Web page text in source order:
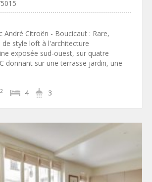
André Citroën - Boucicaut : Rare,
de style loft à l'architecture
exposée sud-ouest, sur quatre
donnant sur une terrasse jardin, une
2 4 3